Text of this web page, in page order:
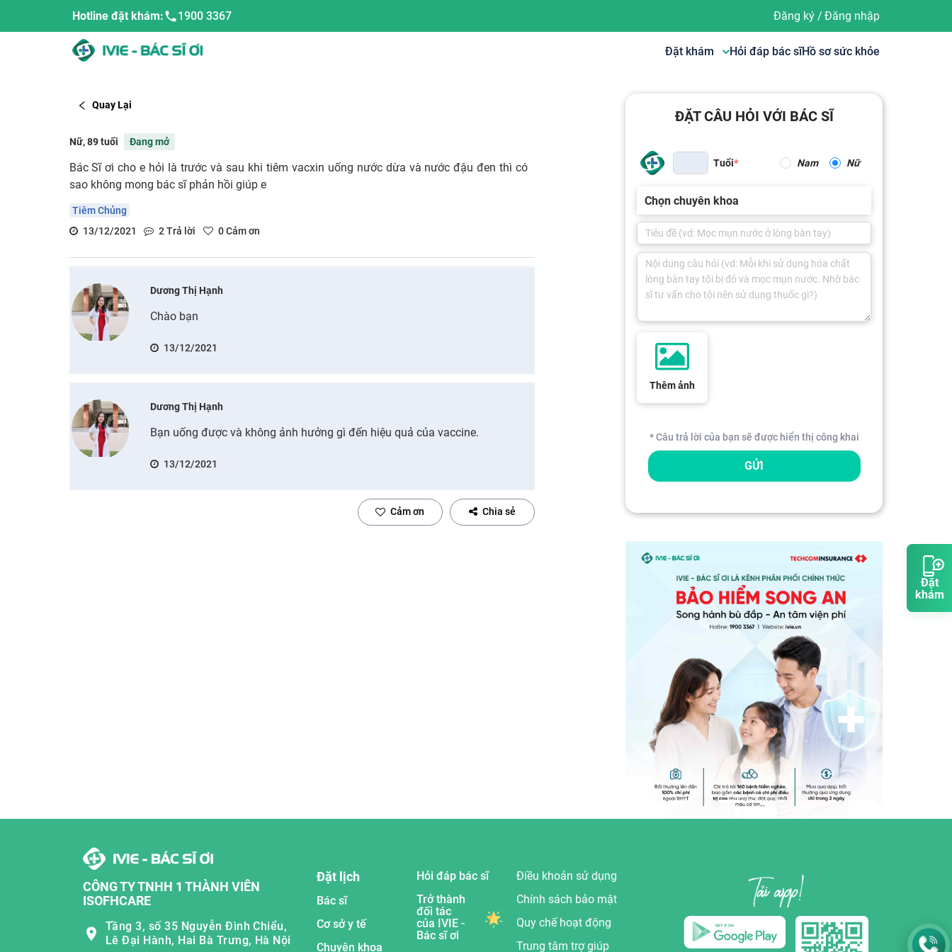
Đặt
khám
Hotline đặt khám: 1900 3367 Đăng ký/ Đăng nhập
Đặt khám Hỏi đáp bác sĩHồ sơ sức khỏe
Quay Lại
Nữ, 89 tuổi Đang mở
Bác Sĩ ơi cho e hỏi là trước và sau khi tiêm vacxin uống nước dừa và nước đậu đen thì có
sao không mong bác sĩ phản hồi giúp e
Tiêm Chủng
13/12/2021
2Trả lời 0Cảm ơn
Dương Thị Hạnh
Chào bạn
13/12/2021
Dương Thị Hạnh
Bạn uống được và không ảnh hưởng gì đến hiệu quả của vaccine.
13/12/2021
Cảm ơn Chia sẻ
ĐẶT CÂU HỎI VỚI BÁC SĨ
Tuổi Nam Nữ
Chọn chuyên khoa
Thêm ảnh
* Câu trả lời của bạn sẽ được hiển thị công khai
GỬI
CÔNG TY TNHH 1 THÀNH VIÊN
ISOFHCARE
Tầng 3, số 35 Nguyễn Đình Chiểu,
Lê Đại Hành, Hai Bà Trưng, Hà Nội
Đặt lịch
Bác sĩ
Cơ sở y tế
Chuyên khoa
Hỏi đáp bác sĩ
Trở thành
đối tác
của IVIE -
Bác sĩ ơi
Điều khoản sử dụng
Chính sách bảo mật
Quy chế hoạt động
Trung tâm trợ giúp